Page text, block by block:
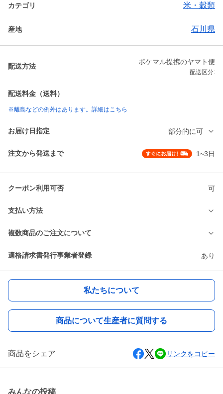
カテゴリ 米・穀類
産地 石川県
配送方法
ポケマル提携のヤマト便
配送区分:
配送料金（送料）
※離島などの例外はあります。詳細はこちら
お届け日指定 部分的に可
注文から発送まで 1~3日
クーポン利用可否 可
支払い方法
複数商品のご注文について
適格請求書発行事業者登録 あり
私たちについて
商品について生産者に質問する
商品をシェア リンクをコピー
みんなの投稿